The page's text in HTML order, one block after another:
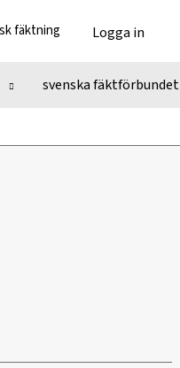
fäktning Logga in
svenska fäktförbundet